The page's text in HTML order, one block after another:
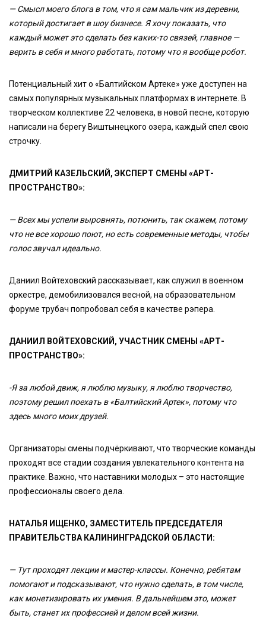
— Смысл моего блога в том, что я сам мальчик из деревни,
который достигает в шоу бизнесе. Я хочу показать, что
каждый может это сделать без каких-то связей, главное —
верить в себя и много работать, потому что я вообще робот.
Потенциальный хит о «Балтийском Артеке» уже доступен на
самых популярных музыкальных платформах в интернете. В
творческом коллективе 22 человека, в новой песне, которую
написали на берегу Виштынецкого озера, каждый спел свою
строчку.
ДМИТРИЙ КАЗЕЛЬСКИЙ, ЭКСПЕРТ СМЕНЫ «АРТ-
ПРОСТРАНСТВО»:
— Всех мы успели выровнять, потюнить, так скажем, потому
что не все хорошо поют, но есть современные методы, чтобы
голос звучал идеально.
Даниил Войтеховский рассказывает, как служил в военном
оркестре, демобилизовался весной, на образовательном
форуме трубач попробовал себя в качестве рэпера.
ДАНИИЛ ВОЙТЕХОВСКИЙ, УЧАСТНИК СМЕНЫ «АРТ-
ПРОСТРАНСТВО»:
-Я за любой движ, я люблю музыку, я люблю творчество,
поэтому решил поехать в «Балтийский Артек», потому что
здесь много моих друзей.
Организаторы смены подчёркивают, что творческие команды
проходят все стадии создания увлекательного контента на
практике. Важно, что наставники молодых – это настоящие
профессионалы своего дела.
НАТАЛЬЯ ИЩЕНКО, ЗАМЕСТИТЕЛЬ ПРЕДСЕДАТЕЛЯ
ПРАВИТЕЛЬСТВА КАЛИНИНГРАДСКОЙ ОБЛАСТИ:
— Тут проходят лекции и мастер-классы. Конечно, ребятам
помогают и подсказывают, что нужно сделать, в том числе,
как монетизировать их умения. В дальнейшем это, может
быть, станет их профессией и делом всей жизни.